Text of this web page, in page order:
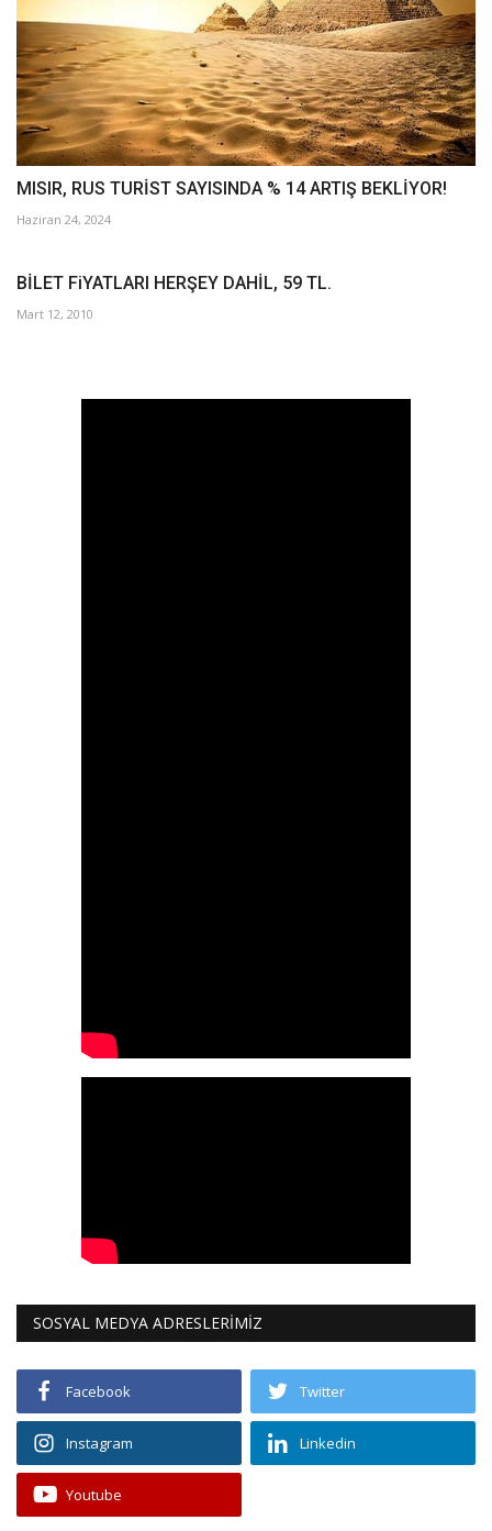
MISIR, RUS TURİST SAYISINDA % 14 ARTIŞ BEKLİYOR!
Haziran 24, 2024
BİLET FiYATLARI HERŞEY DAHİL, 59 TL.
Mart 12, 2010
SOSYAL MEDYA ADRESLERİMİZ
Facebook Twitter
Instagram Linkedin
Youtube